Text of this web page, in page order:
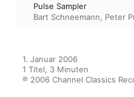
Pulse Sampler
Bart Schneemann, Peter
1. Januar 2006
1 Titel, 3 Minuten
℗ 2006 Channel Classics